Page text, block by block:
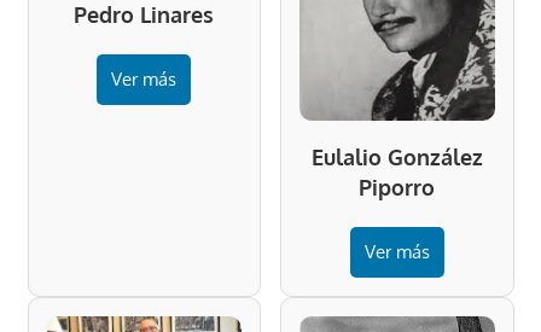
Pedro Linares
Ver más
Eulalio González
Piporro
Ver más